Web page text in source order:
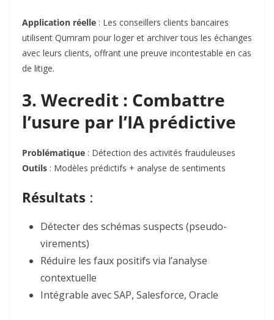
Application réelle : Les conseillers clients bancaires
utilisent Qumram pour loger et archiver tous les échanges
avec leurs clients, offrant une preuve incontestable en cas
de litige.
3. Wecredit : Combattre
l’usure par l’IA prédictive
Problématique : Détection des activités frauduleuses
Outils : Modèles prédictifs + analyse de sentiments
Résultats :
Détecter des schémas suspects (pseudo-
virements)
Réduire les faux positifs via l’analyse
contextuelle
Intégrable avecSAP, Salesforce, Oracle